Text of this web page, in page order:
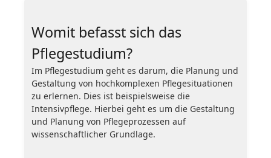
Womit befasst sich das
Pflegestudium?
Im Pflegestudium geht es darum, die Planung und
Gestaltung von hochkomplexen Pflegesituationen
zu erlernen. Dies ist beispielsweise die
Intensivpflege. Hierbei geht es um die Gestaltung
und Planung von Pflegeprozessen auf
wissenschaftlicher Grundlage.